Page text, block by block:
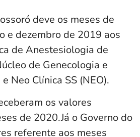
deve os meses de
e dezembro de 2019 aos
de Anestesiologia de
de Genecologia e
Neo Clínica SS (NEO).
os valores
de 2020.Já o Governo do
referente aos meses